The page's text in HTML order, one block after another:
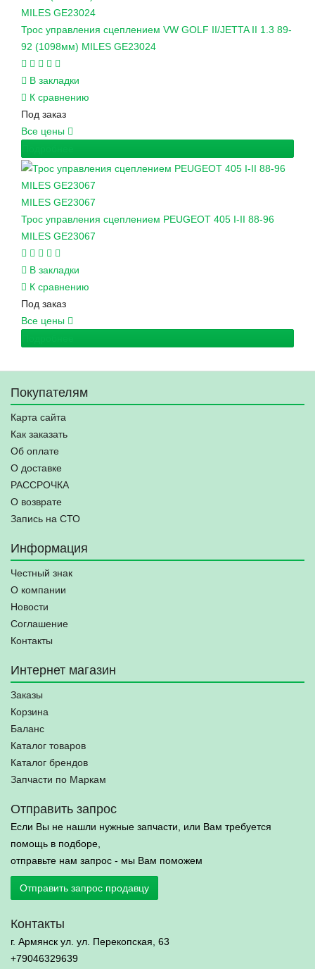
MILES GE23024
Трос управления сцеплением VW GOLF II/JETTA II 1.3 89-
92 (1098мм) MILES GE23024
В закладки
К сравнению
Под заказ
Все цены
MILES GE23067
Трос управления сцеплением PEUGEOT 405 I-II 88-96
MILES GE23067
В закладки
К сравнению
Под заказ
Все цены
Покупателям
Карта сайта
Как заказать
Об оплате
О доставке
РАССРОЧКА
О возврате
Запись на СТО
Информация
Честный знак
О компании
Новости
Соглашение
Контакты
Интернет магазин
Заказы
Корзина
Баланс
Каталог товаров
Каталог брендов
Запчасти по Маркам
Отправить запрос
Если Вы не нашли нужные запчасти, или Вам требуется
помощь в подборе,
отправьте нам запрос - мы Вам поможем
Отправить запрос продавцу
Контакты
г. Армянск ул. ул. Перекопская, 63
+79046329639